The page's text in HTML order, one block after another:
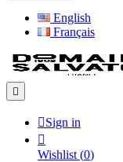
English
Français

Sign in

Wishlist (0)